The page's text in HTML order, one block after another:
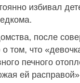
избивал
после
том, что
печного
ей